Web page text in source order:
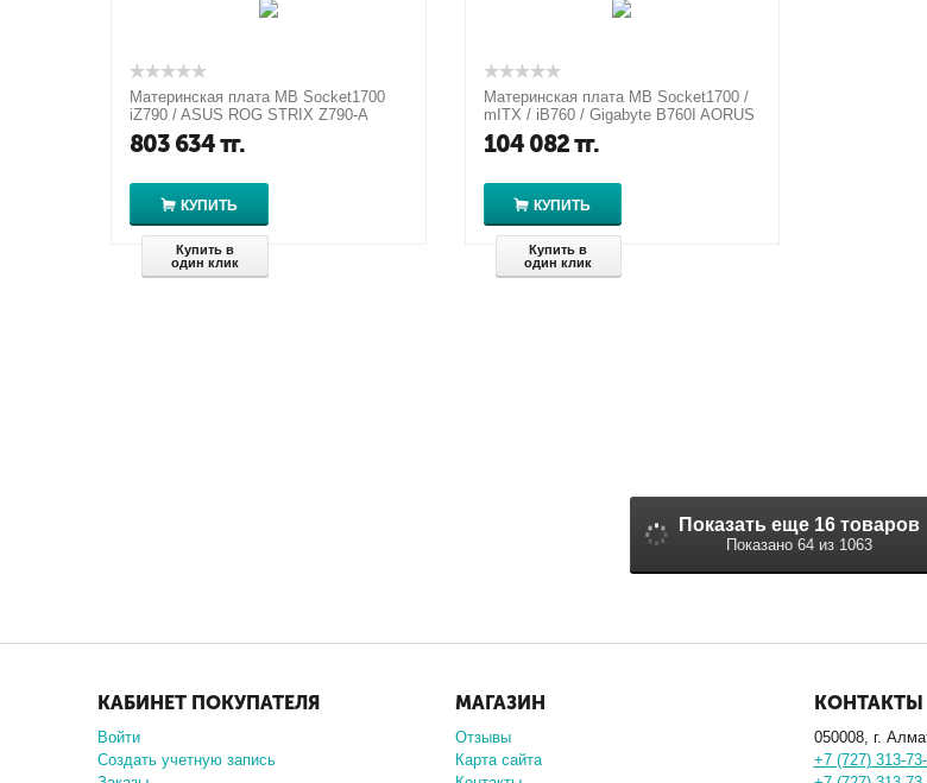
Материнская плата MB Socket1700
iZ790 / ASUS ROG STRIX Z790-A
GAMING WIFI D4
803 634тг.
КУПИТЬ
Купить в
один клик
Материнская плата MB Socket1700 /
mITX / iB760 / Gigabyte B760I AORUS
PRO
104 082тг.
КУПИТЬ
Купить в
один клик
Показать еще 16 товаров
Показано 64 из 1063
КАБИНЕТ ПОКУПАТЕЛЯ
Войти
Создать учетную запись
МАГАЗИН
Отзывы
Карта сайта
КОНТАКТЫ
050008, г.
+7 (727) 313-